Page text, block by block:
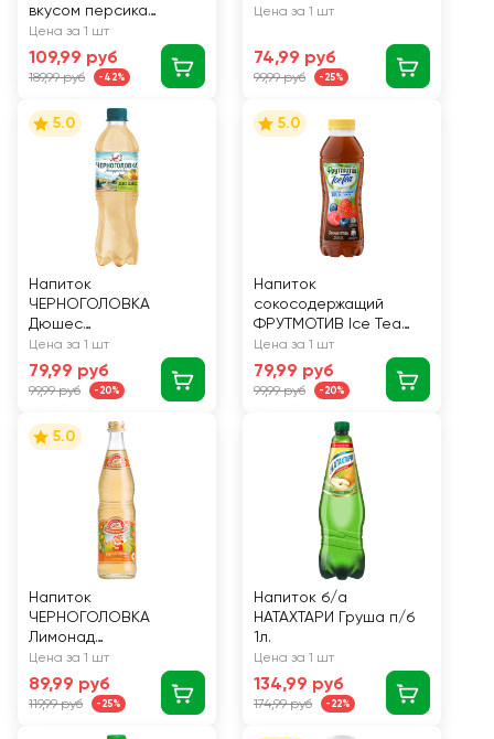
вкусом персика
негазированный, 1л
Цена за 1 шт
109,99 руб
189,99 руб -42%
Цена за 1 шт
74,99 руб
99,99 руб -25%
5.0
Напиток
ЧЕРНОГОЛОВКА
Дюшес
сильногазированный,
0.5л
Цена за 1 шт
79,99 руб
99,99 руб -20%
5.0
Напиток
сокосодержащий
ФРУТМОТИВ Ice Tea
Черный чай Лесные
ягоды, 0.5л
Цена за 1 шт
79,99 руб
99,99 руб -20%
5.0
Напиток
ЧЕРНОГОЛОВКА
Лимонад
Оригинальный
сильногазированный,
0.5л
Цена за 1 шт
89,99 руб
119,99 руб -25%
Напиток б/а
НАТАХТАРИ Груша п/б
1л.
Цена за 1 шт
134,99 руб
174,99 руб -22%